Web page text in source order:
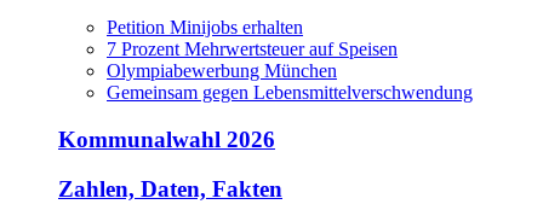
Petition Minijobs erhalten
7 Prozent Mehrwertsteuer auf Speisen
Olympiabewerbung München
Gemeinsam gegen Lebensmittelverschwendung
Kommunalwahl 2026
Zahlen, Daten, Fakten